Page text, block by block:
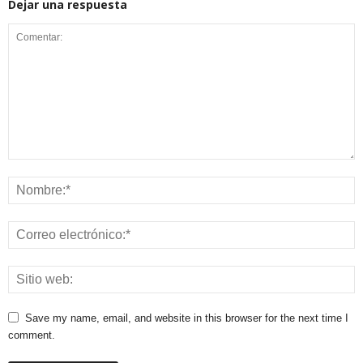
Dejar una respuesta
Save my name, email, and website in this browser for the next time I
comment.